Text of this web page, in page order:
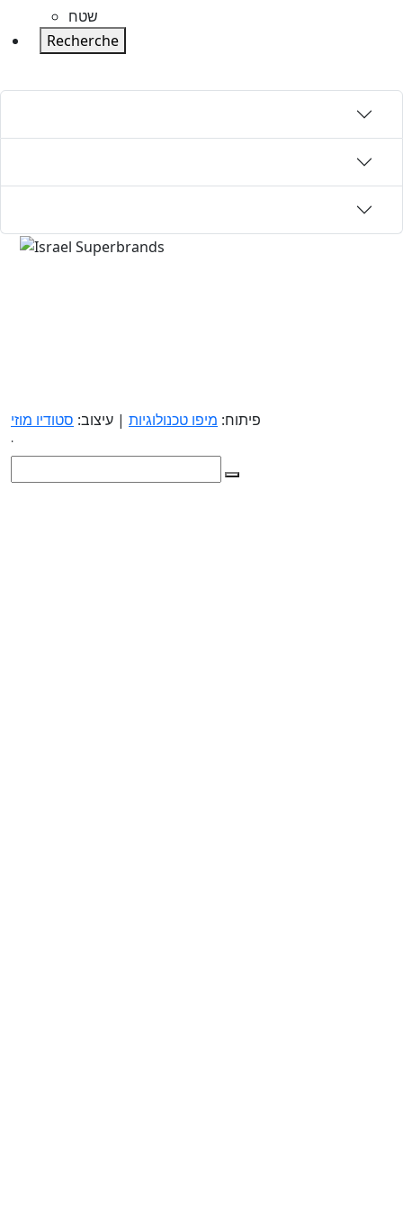
שטח
Recherche
פיתוח: מיפו טכנולוגיות | עיצוב: סטודיו מוזי
.